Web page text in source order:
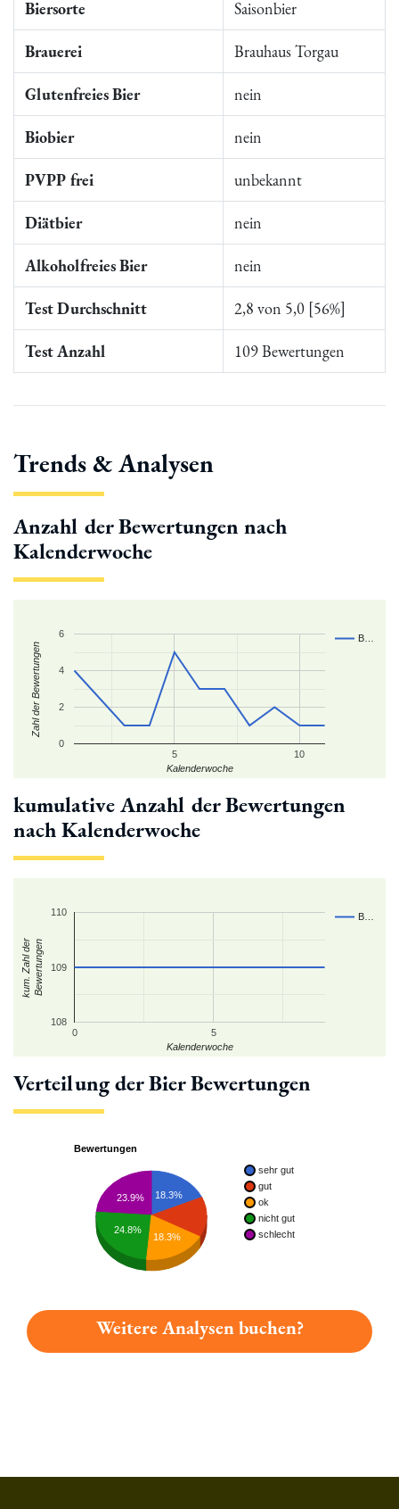
Biersorte Saisonbier
Brauerei Brauhaus Torgau
Glutenfreies Bier nein
Biobier nein
PVPP frei unbekannt
Diätbier nein
Alkoholfreies Bier nein
Test Durchschnitt 2,8 von 5,0 [56%]
Test Anzahl 109 Bewertungen
Trends & Analysen
Anzahl der Bewertungen nach
Kalenderwoche
B…
5 10
0
2
4
6
Kalenderwoche
Zahl der Bewertungen
kumulative Anzahl der Bewertungen
nach Kalenderwoche
B…
0 5
108
109
110
Kalenderwoche
kum. Zahl derBewertungen
Verteilung der Bier Bewertungen
Bewertungen
sehr gut
gut
ok
nicht gut
schlecht
18.3%
23.9%
24.8%
18.3%
Weitere Analysen buchen?